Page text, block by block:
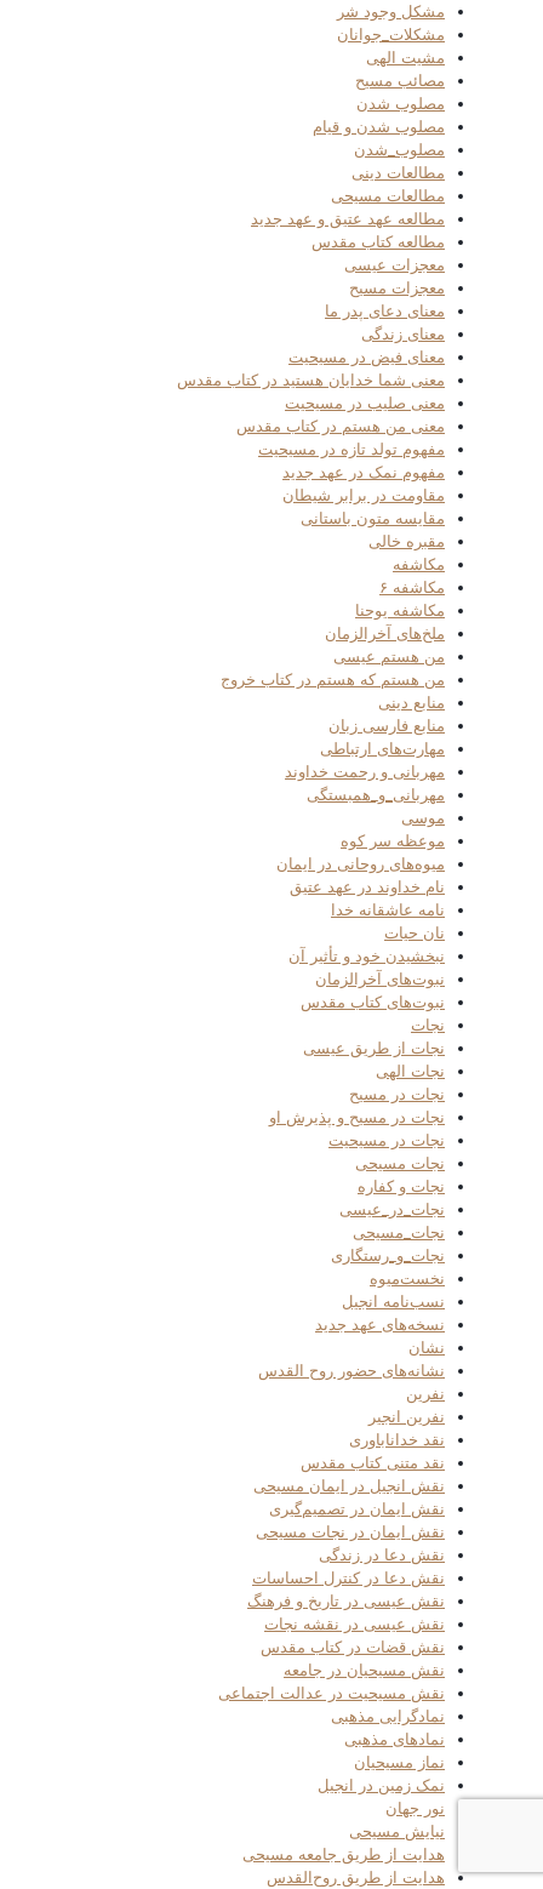
مشکل وجود شر
مشکلات_جوانان
مشیت الهی
مصائب مسیح
مصلوب شدن
مصلوب شدن و قیام
مصلوب_شدن
مطالعات دینی
مطالعات مسیحی
مطالعه عهد عتیق و عهد جدید
مطالعه کتاب مقدس
معجزات عیسی
معجزات مسیح
معنای دعای پدر ما
معنای زندگی
معنای فیض در مسیحیت
معنی شما خدایان هستید در کتاب مقدس
معنی صلیب در مسیحیت
معنی من هستم در کتاب مقدس
مفهوم تولد تازه در مسیحیت
مفهوم نمک در عهد جدید
مقاومت در برابر شیطان
مقایسه متون باستانی
مقبره خالی
مکاشفه
مکاشفه ۶
مکاشفه یوحنا
ملخ‌های آخرالزمان
من هستم عیسی
من هستم که هستم در کتاب خروج
منابع دینی
منابع فارسی زبان
مهارت‌های ارتباطی
مهربانی و رحمت خداوند
مهربانی_و_همبستگی
موسی
موعظه سر کوه
میوه‌های روحانی در ایمان
نام خداوند در عهد عتیق
نامه عاشقانه خدا
نان حیات
نبخشیدن خود و تأثیر آن
نبوت‌های آخرالزمان
نبوت‌های کتاب مقدس
نجات
نجات از طریق عیسی
نجات الهی
نجات در مسیح
نجات در مسیح و پذیرش او
نجات در مسیحیت
نجات مسیحی
نجات و کفاره
نجات_در_عیسی
نجات_مسیحی
نجات_و_رستگاری
نخست‌میوه
نسب‌نامه انجیل
نسخه‌های عهد جدید
نشان
نشانه‌های حضور روح القدس
نفرین
نفرین انجیر
نقد خداناباوری
نقد متنی کتاب مقدس
نقش انجیل در ایمان مسیحی
نقش ایمان در تصمیم‌گیری
نقش ایمان در نجات مسیحی
نقش دعا در زندگی
نقش دعا در کنترل احساسات
نقش عیسی در تاریخ و فرهنگ
نقش عیسی در نقشه نجات
نقش قضات در کتاب مقدس
نقش مسیحیان در جامعه
نقش مسیحیت در عدالت اجتماعی
نمادگرایی مذهبی
نمادهای مذهبی
نماز مسیحیان
نمک زمین در انجیل
نور جهان
نیایش مسیحی
هدایت از طریق جامعه مسیحی
هدایت از طریق روح‌القدس